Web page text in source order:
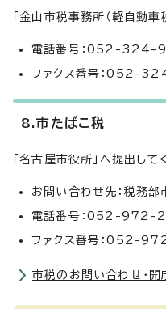
「金山市税事務所（軽自動車
電話番号：052-324-
ファクス番号：052-
8.市たばこ税
「名古屋市役所」へ提出して
お問い合わせ先：税務部
電話番号：052-972-
ファクス番号：052-
市税のお問い合わせ・開